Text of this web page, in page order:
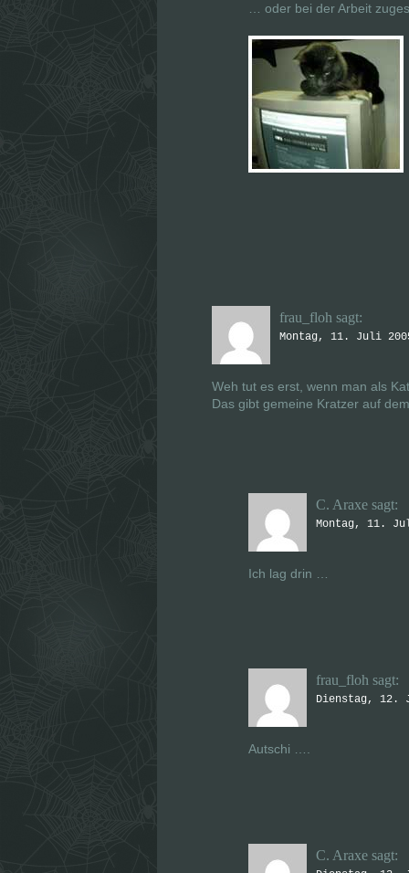
… oder bei der Arbeit
frau_floh sagt:
Montag, 11. Juli
Weh tut es erst, wenn man als
Das gibt gemeine Kratzer auf
C. Araxe sagt:
Montag, 11.
Ich lag drin …
frau_floh sagt:
Dienstag, 12.
Autschi ….
C. Araxe sagt: